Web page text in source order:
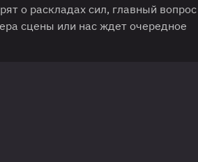
о раскладах сил, главный вопрос
сцены или нас ждет очередное